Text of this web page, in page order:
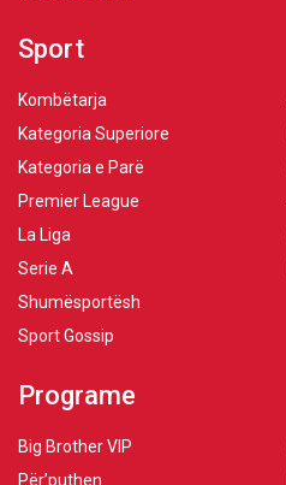
Sport
Kombëtarja
Kategoria Superiore
Kategoria e Parë
Premier League
La Liga
Serie A
Shumësportësh
Sport Gossip
Programe
Big Brother VIP
Për’puthen